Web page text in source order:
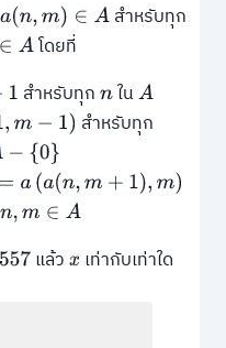
a(n,m)∈A
สำหรับทุก
A
โดยที่
สำหรับทุกnในA
1)
สำหรับทุก
0}
,m +1),m)
n,m∈ A
แล้วx เท่ากับเท่าใด